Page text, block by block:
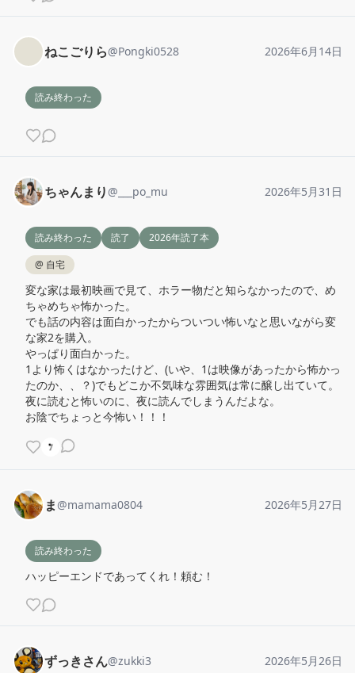
ねこごりら@Pongki0528 2026年6月14日
読み終わった
ちゃんまり @ ___po_mu 2026年5月31日
読み終わった 読了
2026年読了本
@ 自宅
変な家は最初映画で見て、ホラー物だと知らなかったので、め
ちゃめちゃ怖かった。
でも話の内容は面白かったからついつい怖いなと思いながら変
な家2を購入。
やっぱり面白かった。
1より怖くはなかったけど、(いや、1は映像があったから怖かっ
たのか、、？)でもどこか不気味な雰囲気は常に醸し出ていて。
夜に読むと怖いのに、夜に読んでしまうんだよな。
お陰でちょっと今怖い！！！
ま@mamama0804 2026年5月27日
読み終わった
ハッピーエンドであってくれ！頼む！
ずっきさん@zukki3 2026年5月26日